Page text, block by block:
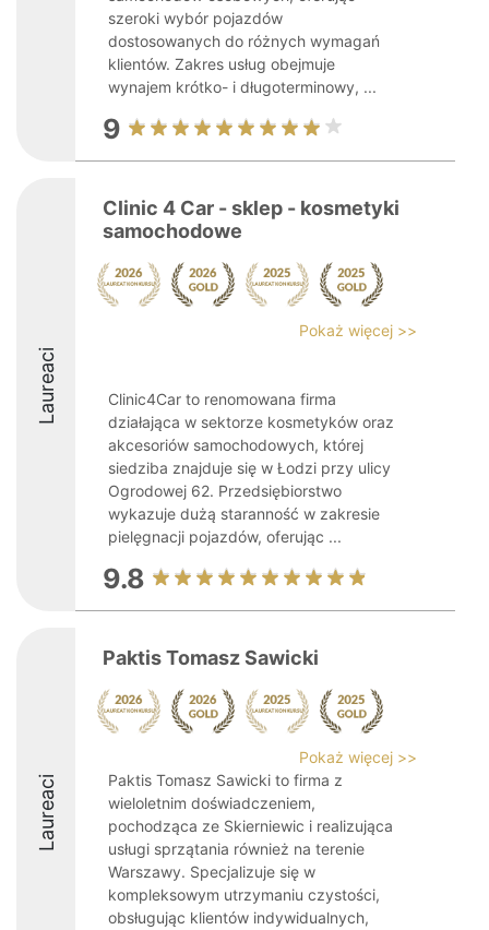
szeroki wybór pojazdów
dostosowanych do różnych wymagań
klientów. Zakres usług obejmuje
wynajem krótko- i długoterminowy, ...
9
Laureaci
Clinic 4 Car - sklep - kosmetyki
samochodowe
Pokaż więcej >>
Clinic4Car to renomowana firma
działająca w sektorze kosmetyków oraz
akcesoriów samochodowych, której
siedziba znajduje się w Łodzi przy ulicy
Ogrodowej 62. Przedsiębiorstwo
wykazuje dużą staranność w zakresie
pielęgnacji pojazdów, oferując ...
9.8
Laureaci
Paktis Tomasz Sawicki
Pokaż więcej >>
Paktis Tomasz Sawicki to firma z
wieloletnim doświadczeniem,
pochodząca ze Skierniewic i realizująca
usługi sprzątania również na terenie
Warszawy. Specjalizuje się w
kompleksowym utrzymaniu czystości,
obsługując klientów indywidualnych,